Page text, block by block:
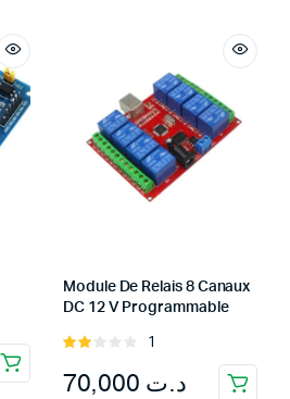
Module De Relais 8 Canaux
DC 12 V Programmable
Rated
out
1
د.ت